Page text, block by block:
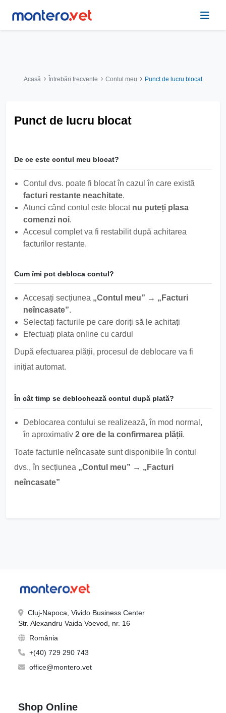
Acasă Întrebări frecvente Contul meu Punct de lucru blocat
Punct de lucru blocat
De ce este contul meu blocat?
Contul dvs. poate fi blocat în cazul în care există
facturi restante neachitate.
Atunci când contul este blocat nu puteți plasa
comenzi noi.
Accesul complet va fi restabilit după achitarea
facturilor restante.
Cum îmi pot debloca contul?
Accesați secțiunea „Contul meu” → „Facturi
neîncasate”.
Selectați facturile pe care doriți să le achitați
Efectuați plata online cu cardul
După efectuarea plății, procesul de deblocare va fi
inițiat automat.
În cât timp se deblochează contul după plată?
Deblocarea contului se realizează, în mod normal,
în aproximativ 2 ore de la confirmarea plății.
Toate facturile neîncasate sunt disponibile în contul
dvs., în secțiunea „Contul meu” → „Facturi
neîncasate”
Cluj-Napoca, Vivido Business Center
Str. Alexandru Vaida Voevod, nr. 16
România
+(40) 729 290 743
office@montero.vet
Shop Online